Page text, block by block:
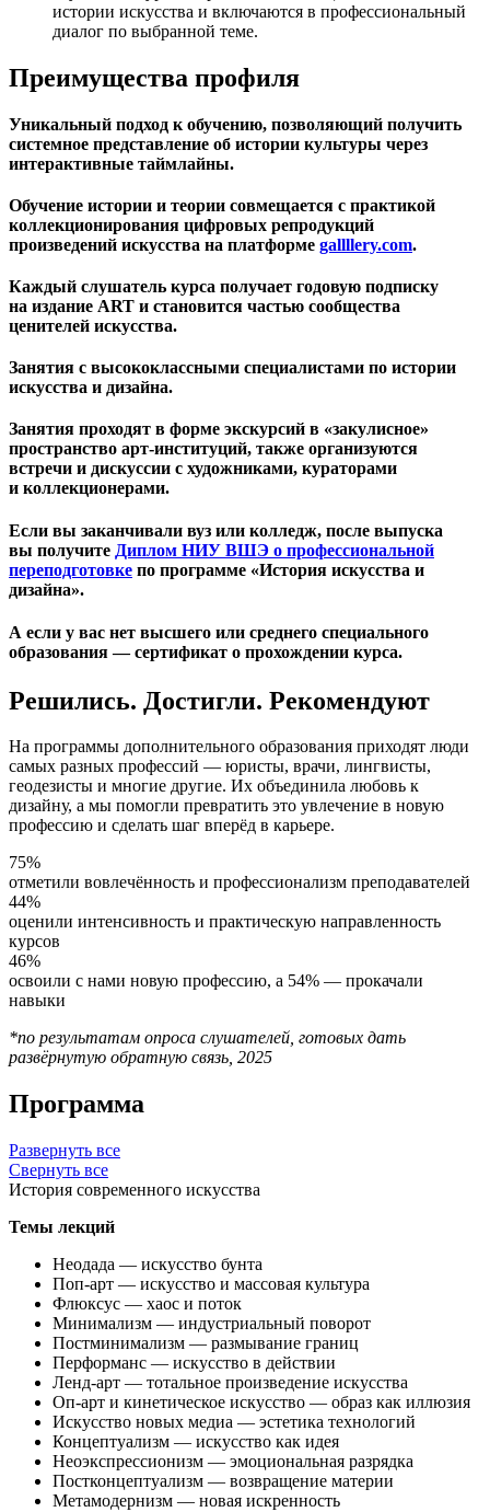
истории искусства и включаются в профессиональный
диалог по выбранной теме.
Преимущества профиля
Уникальный подход к обучению, позволяющий получить
системное представление об истории культуры через
интерактивные таймлайны.
Обучение истории и теории совмещается с практикой
коллекционирования цифровых репродукций
произведений искусства на платформе gallllery.com.
Каждый слушатель курса получает годовую подписку
на издание ART и становится частью сообщества
ценителей искусства.
Занятия с высококлассными специалистами по истории
искусства и дизайна.
Занятия проходят в форме экскурсий в «закулисное»
пространство арт-институций, также организуются
встречи и дискуссии с художниками, кураторами
и коллекционерами.
Если вы заканчивали вуз или колледж, после выпуска
вы получите Диплом НИУ ВШЭ о профессиональной
переподготовке по программе «История искусства и
дизайна».
А если у вас нет высшего или среднего специального
образования —сертификат о прохождении курса.
Решились. Достигли. Рекомендуют
На программы дополнительного образования приходят люди
самых разных профессий — юристы, врачи, лингвисты,
геодезисты и многие другие. Их объединила любовь к
дизайну, а мы помогли превратить это увлечение в новую
профессию и сделать шаг вперёд в карьере.
75%
отметили вовлечённость и профессионализм преподавателей
44%
оценили интенсивность и практическую направленность
курсов
46%
освоили с нами новую профессию, а 54% — прокачали
навыки
*по результатам опроса слушателей, готовых дать
развёрнутую обратную связь, 2025
Программа
Развернуть все
Свернуть все
История современного искусства
Темы лекций
Неодада — искусство бунта
Поп-арт — искусство и массовая культура
Флюксус — хаос и поток
Минимализм — индустриальный поворот
Постминимализм — размывание границ
Перформанс — искусство в действии
Ленд-арт — тотальное произведение искусства
Оп-арт и кинетическое искусство — образ как иллюзия
Искусство новых медиа — эстетика технологий
Концептуализм — искусство как идея
Неоэкспрессионизм — эмоциональная разрядка
Постконцептуализм — возвращение материи
Метамодернизм — новая искренность